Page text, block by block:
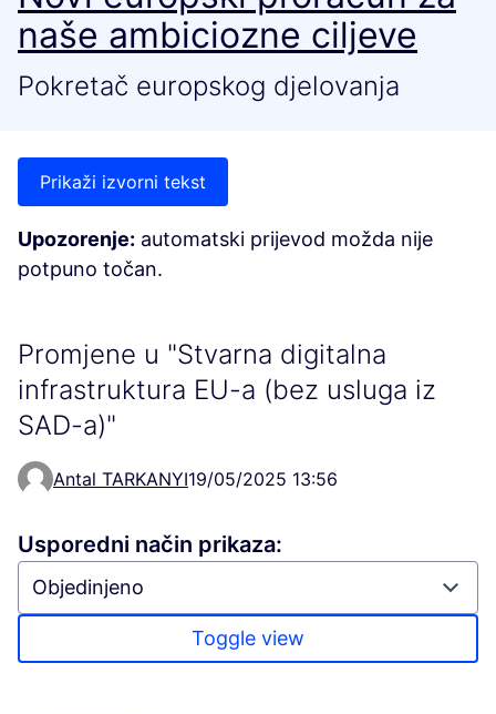
naše ambiciozne ciljeve
Pokretač europskog djelovanja
Prikaži izvorni tekst
Upozorenje: automatski prijevod možda nije
potpuno točan.
Promjene u "Stvarna digitalna
infrastruktura EU-a (bez usluga iz
SAD-a)"
Antal TARKANYI19/05/2025 13:56
Usporedni način prikaza:
Toggle view